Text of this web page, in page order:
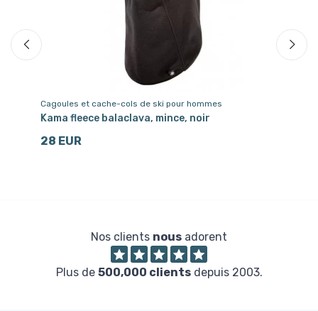
Cagoules et cache-cols de ski pour hommes
Kama fleece balaclava, mince, noir
28 EUR
Nos clients nous adorent
Plus de 500,000 clientsdepuis 2003.